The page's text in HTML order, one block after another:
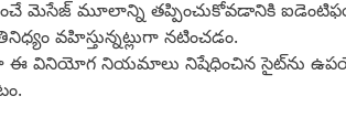
మెసేజ్ మూలాన్ని తప్పించుకోవడానికి
వహిస్తున్నట్లుగా నటించడం.
ఈ వినియోగ నియమాలు నిషేధించిన సైట్‌ను